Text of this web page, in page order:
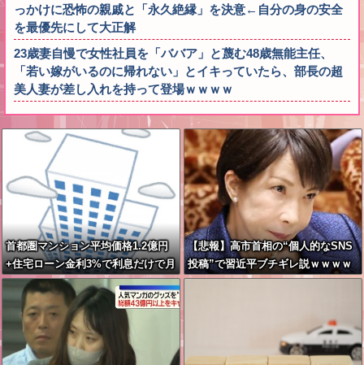
っかけに恐怖の親戚と「永久絶縁」を決意←自分の身の安全
を最優先にして大正解
23歳妻自慢で女性社員を「ババア」と蔑む48歳無能主任、
「若い嫁がいるのに帰れない」とイキっていたら、部長の超
美人妻が差し入れを持って登場ｗｗｗｗ
首都圏マンション平均価格1.2億円
+住宅ローン金利3%で利息だけで月
30万円←これバカなん？
【悲報】高市首相の“個人的なSNS
投稿”で習近平ブチギレ説ｗｗｗｗ
ｗ